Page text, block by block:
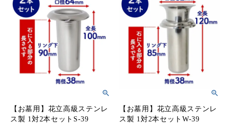
【お墓用】花立高級ステンレ
ス製 1対2本セットS-39
【お墓用】花立高級ステンレ
ス製 1対2本セットW-39